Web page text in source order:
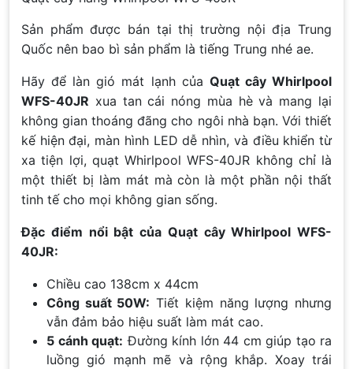
Sản phẩm được bán tại thị trường nội địa Trung
Quốc nên bao bì sản phẩm là tiếng Trung nhé ae.
Hãy để làn gió mát lạnh của Quạt cây Whirlpool
WFS-40JR xua tan cái nóng mùa hè và mang lại
không gian thoáng đãng cho ngôi nhà bạn. Với thiết
kế hiện đại, màn hình LED dễ nhìn, và điều khiển từ
xa tiện lợi, quạt Whirlpool WFS-40JR không chỉ là
một thiết bị làm mát mà còn là một phần nội thất
tinh tế cho mọi không gian sống.
Đặc điểm nổi bật của Quạt cây Whirlpool WFS-
40JR:
Chiều cao 138cm x 44cm
Công suất 50W: Tiết kiệm năng lượng nhưng
vẫn đảm bảo hiệu suất làm mát cao.
5 cánh quạt: Đường kính lớn 44 cm giúp tạo ra
luồng gió mạnh mẽ và rộng khắp. Xoay trái